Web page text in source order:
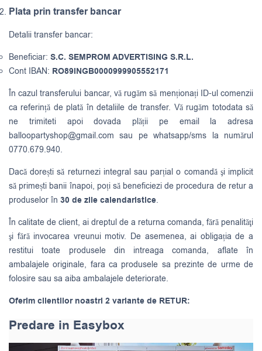
Plata prin transfer bancar
Detalii transfer bancar:
Beneficiar: S.C. SEMPROM ADVERTISING S.R.L.
Cont IBAN: RO89INGB0000999905552171
În cazul transferului bancar, vă rugăm să menționați ID-ul comenzii
ca referință de plată în detaliile de transfer. Vă rugăm totodata să
ne trimiteti apoi dovada plății pe email la adresa
balloopartyshop@gmail.com sau pe whatsapp/sms la numărul
0770.679.940.
Dacă dorești să returnezi integral sau parțial o comandă şi implicit
să primești banii înapoi, poți să beneficiezi de procedura de retur a
produselor în 30 de zile calendaristice.
În calitate de client, ai dreptul de a returna comanda, fără penalităţi
şi fără invocarea vreunui motiv. De asemenea, ai obligația de a
restitui toate produsele din intreaga comanda, aflate în
ambalajele originale, fara ca produsele sa prezinte de urme de
folosire sau sa aiba ambalajele deteriorate.
Oferim clientilor noastri 2 variante de RETUR:
Predare in Easybox